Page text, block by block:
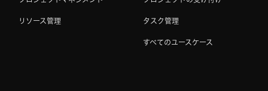
リソース管理 タスク管理
すべてのユースケース